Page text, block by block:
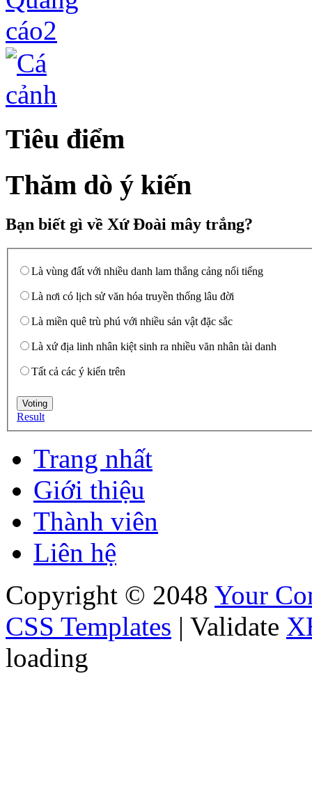
Tiêu điểm
Thăm dò ý kiến
Bạn biết gì về Xứ Đoài mây trắng?
Là vùng đất với nhiều danh lam thắng cảng nổi tiếng
Là nơi có lịch sử văn hóa truyền thống lâu đời
Là miền quê trù phú với nhiều sản vật đặc sắc
Là xứ địa linh nhân kiệt sinh ra nhiều văn nhân tài danh
Tất cả các ý kiến trên
Result
Trang nhất
Giới thiệu
Thành viên
Liên hệ
Copyright © 2048 Your
CSS Templates | Validate
loading